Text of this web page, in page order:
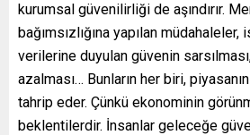
kurumsal güvenilirliği de aşındırır.
bağımsızlığına yapılan müdahaleler,
verilerine duyulan güvenin
azalması… Bunların her biri,
tahrip eder. Çünkü ekonominin
beklentilerdir. İnsanlar geleceğe